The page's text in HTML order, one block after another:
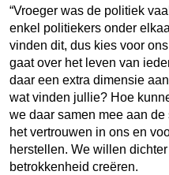
“Vroeger was de politiek
enkel politiekers onder
vinden dit, dus kies voor
gaat over het leven van
daar een extra dimensie
wat vinden jullie? Hoe
we daar samen mee aan
het vertrouwen in ons en
herstellen. We willen
betrokkenheid creëren.